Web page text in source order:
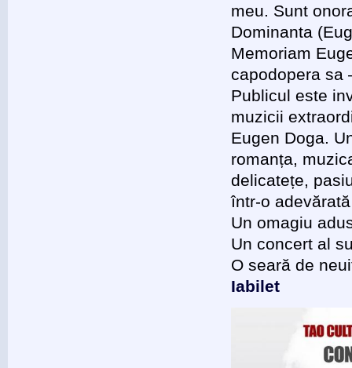
meu. Sunt
Dominanta
Memoriam
capodopera sa
Publicul este
muzicii
Eugen Doga.
romanța,
delicatețe,
într-o
Un omagiu
Un concert al
O seară de
Iabilet